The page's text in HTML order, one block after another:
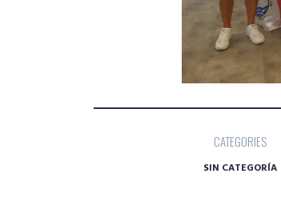
CATEGORIES
SIN CATEGORÍA